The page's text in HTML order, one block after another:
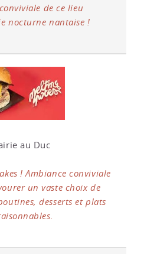
de ce lieu
nocturne nantaise !
au Duc
! Ambiance conviviale
un vaste choix de
desserts et plats